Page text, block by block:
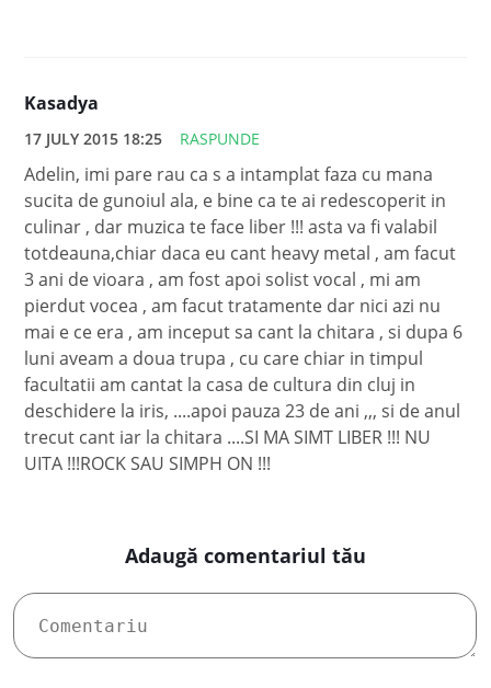
Kasadya
17 JULY 2015 18:25 RASPUNDE
Adelin, imi pare rau ca s a intamplat faza cu mana
sucita de gunoiul ala, e bine ca te ai redescoperit in
culinar , dar muzica te face liber !!! asta va fi valabil
totdeauna,chiar daca eu cant heavy metal , am facut
3 ani de vioara , am fost apoi solist vocal , mi am
pierdut vocea , am facut tratamente dar nici azi nu
mai e ce era , am inceput sa cant la chitara , si dupa 6
luni aveam a doua trupa , cu care chiar in timpul
facultatii am cantat la casa de cultura din cluj in
deschidere la iris, ....apoi pauza 23 de ani ,,, si de anul
trecut cant iar la chitara ....SI MA SIMT LIBER !!! NU
UITA !!!ROCK SAU SIMPH ON !!!
Adaugă comentariul tău